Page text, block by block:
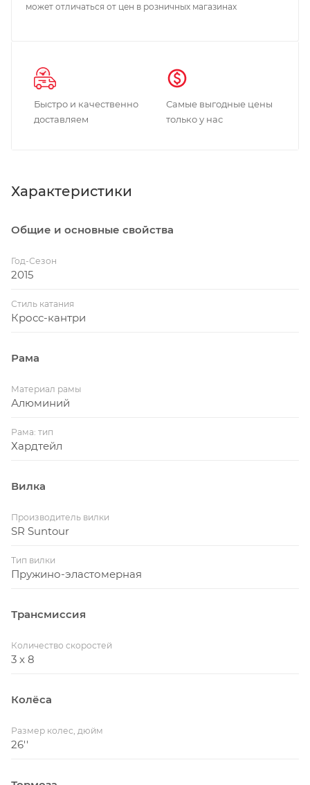
может отличаться от цен в розничных магазинах
Быстро и качественно
доставляем
Самые выгодные цены
только у нас
Характеристики
Общие и основные свойства
Год-Сезон
2015
Стиль катания
Кросс-кантри
Рама
Материал рамы
Алюминий
Рама: тип
Хардтейл
Вилка
Производитель вилки
SR Suntour
Тип вилки
Пружино-эластомерная
Трансмиссия
Количество скоростей
3 x 8
Колёса
Размер колес, дюйм
26''